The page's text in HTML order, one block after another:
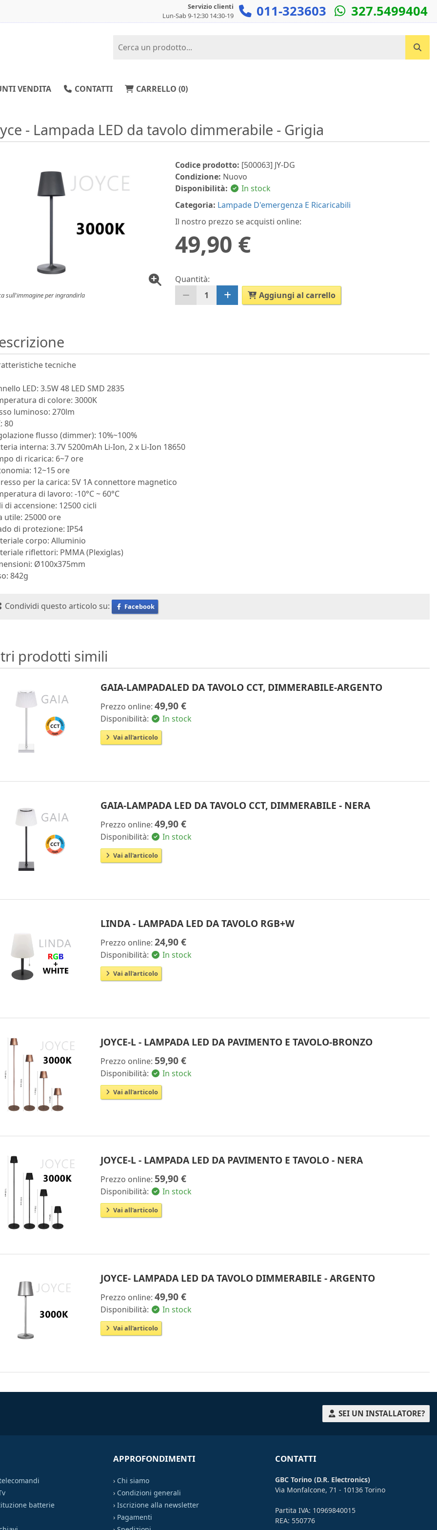
Servizio clienti
Lun-Sab 9-12:30 14:30-19
011-323603 327.5499404
Cerca un prodotto...
VENDITA CONTATTI CARRELLO (0)
- Lampada LED da tavolo dimmerabile - Grigia
sull'immagine per ingrandirla
Codice prodotto: [500063] JY-DG
Condizione: Nuovo
Disponibilità:
In stock
Categoria: Lampade D'emergenza E Ricaricabili
Il nostro prezzo se acquisti online:
49,90 €
Quantità:
1
Aggiungi al carrello
tecniche
LED: 3.5W 48 LED SMD 2835
di colore: 3000K
luminoso: 270lm
80
flusso (dimmer): 10%~100%
interna: 3.7V 5200mAh Li-Ion, 2 x Li-Ion 18650
di ricarica: 6~7 ore
12~15 ore
per la carica: 5V 1A connettore magnetico
di lavoro: -10°C ~ 60°C
di accensione: 12500 cicli
utile: 25000 ore
di protezione: IP54
corpo: Alluminio
riflettori: PMMA (Plexiglas)
Ø100x375mm
842g
Condividi questo articolo su: Facebook
prodotti simili
GAIA-LAMPADALED DA TAVOLO CCT, DIMMERABILE-ARGENTO
Prezzo online:49,90 €
Disponibilità: In stock
Vai all'articolo
GAIA-LAMPADA LED DA TAVOLO CCT, DIMMERABILE - NERA
Prezzo online:49,90 €
Disponibilità: In stock
Vai all'articolo
LINDA - LAMPADA LED DA TAVOLO RGB+W
Prezzo online:24,90 €
Disponibilità: In stock
Vai all'articolo
JOYCE-L - LAMPADA LED DA PAVIMENTO E TAVOLO-BRONZO
Prezzo online: 59,90 €
Disponibilità: In stock
Vai all'articolo
JOYCE-L - LAMPADA LED DA PAVIMENTO E TAVOLO - NERA
Prezzo online: 59,90 €
Disponibilità: In stock
Vai all'articolo
JOYCE- LAMPADA LED DA TAVOLO DIMMERABILE - ARGENTO
Prezzo online:49,90 €
Disponibilità: In stock
Vai all'articolo
SEI UN INSTALLATORE?
batterie
APPROFONDIMENTI
› Chi siamo
› Condizioni generali
› Iscrizione alla newsletter
› Pagamenti
CONTATTI
GBC Torino (D.R. Electronics)
Via Monfalcone, 71 - 10136 Torino
Partita IVA: 10969840015
REA: 550776